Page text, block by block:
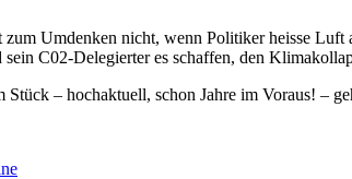
Umdenken nicht, wenn Politiker heisse Luft
C02-Delegierter es schaffen, den
– hochaktuell, schon Jahre im Voraus! –